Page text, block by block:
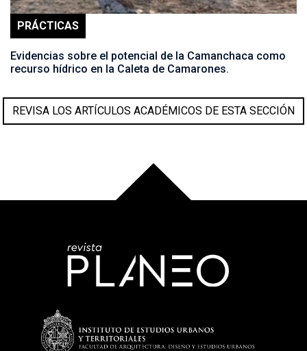
PRÁCTICAS
Evidencias sobre el potencial de la Camanchaca como
recurso hídrico en la Caleta de Camarones.
REVISA LOS ARTÍCULOS ACADÉMICOS DE ESTA SECCIÓN